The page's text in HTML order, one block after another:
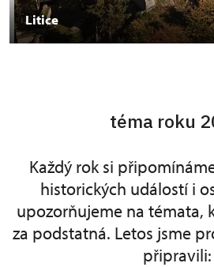
Litice
téma roku
Každý rok si
historických událostí i
upozorňujeme na témata,
za podstatná. Letos jsme
připravili: